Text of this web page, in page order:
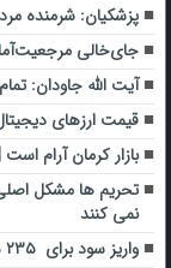
پزشکیان: شرمنده
جای‌خالی
آیت الله جاودان:
قیمت ارز‌های دیجیتال
بازار کرمان آرام است |
تحریم ها مشکل
نمی کنند
واریز سود برای ۲۳۵ هزار سهامدار